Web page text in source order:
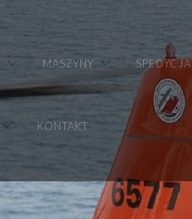
MASZYNY SPEDYCJA
KONTAKT